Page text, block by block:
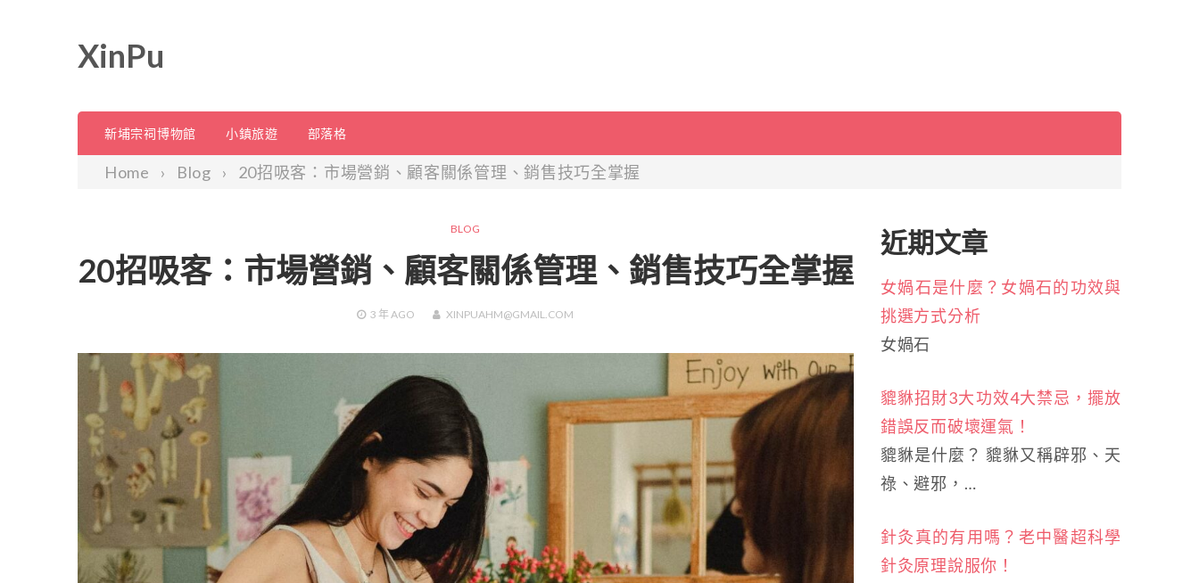
XinPu
新埔宗祠博物館 小鎮旅遊 部落格
Home Blog 20招吸客：市場營銷、顧客關係管理、銷售技巧全掌握
BLOG
20招吸客：市場營銷、顧客關係管理、銷售技巧全掌握
3 年AGO XINPUAHM@GMAIL.COM
近期文章
女媧石是什麼？女媧石的功效與
挑選方式分析
女媧石
貔貅招財3大功效4大禁忌，擺放
錯誤反而破壞運氣！
貔貅是什麼？ 貔貅又稱辟邪、天
祿、避邪，…
針灸真的有用嗎？老中醫超科學
針灸原理說服你！